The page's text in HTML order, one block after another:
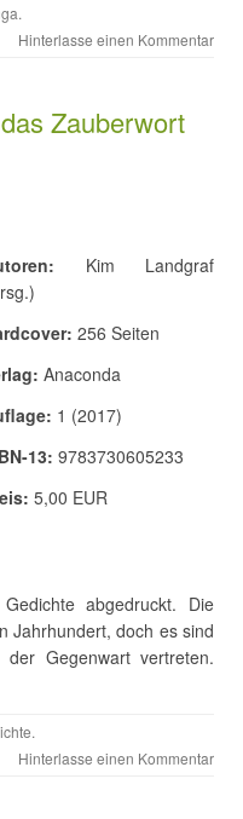
.
Hinterlasse einen Kommentar
Zauberwort
Kim Landgraf
256 Seiten
Anaconda
1 (2017)
13: 9783730605233
5,00 EUR
abgedruckt. Die
Jahrhundert, doch es sind
Gegenwart vertreten.
.
Hinterlasse einen Kommentar